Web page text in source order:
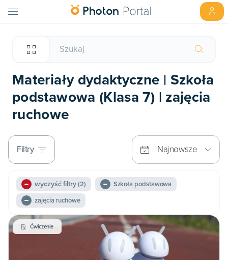
Materiały dydaktyczne | Szkoła
podstawowa (Klasa 7) | zajęcia
ruchowe
Filtry Najnowsze
wyczyść filtry(2)
Szkoła podstawowa
zajęcia ruchowe
Ćwiczenie